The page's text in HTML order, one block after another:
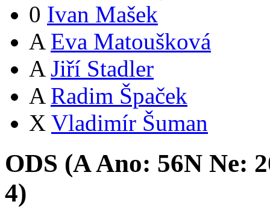
0 Ivan Mašek
A Eva Matoušková
A Jiří Stadler
A Radim Špaček
X Vladimír Šuman
ODS (AAno: 56N Ne: 2
4)